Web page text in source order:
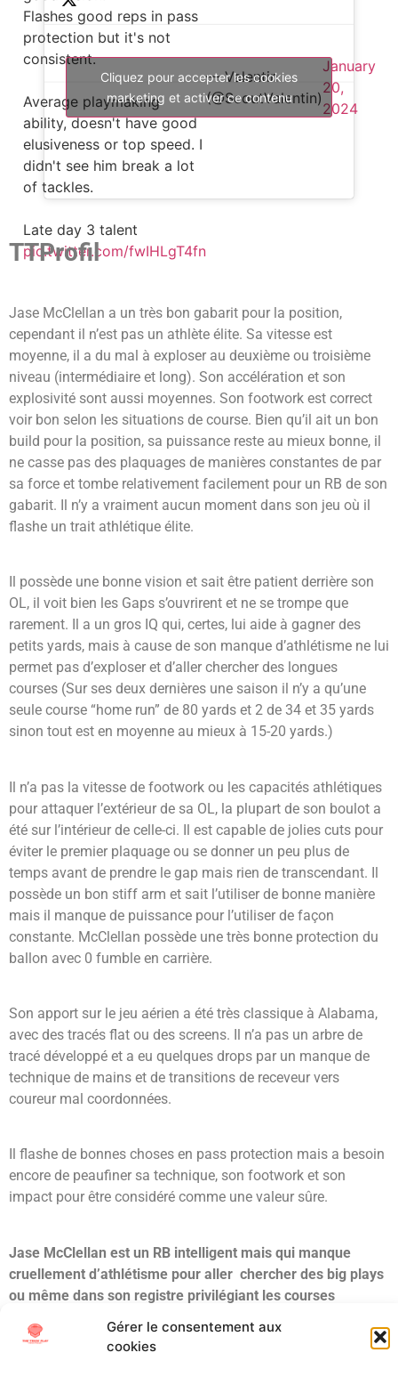
Gérer le consentement aux
cookies
Flashes good reps in pass
protection but it's not
consistent.
Average playmaking
ability, doesn't have good
elusiveness or top speed. I
didn't see him break a lot
of tackles.
Late day 3 talent
pic.twitter.com/fwIHLgT4fn
— Valentin
(@ScoutValentin)
January
20,
2024
Cliquez pour accepter les cookies
marketing et activer ce contenu
TTProfil
Jase McClellan a un très bon gabarit pour la position,
cependant il n’est pas un athlète élite. Sa vitesse est
moyenne, il a du mal à exploser au deuxième ou troisième
niveau (intermédiaire et long). Son accélération et son
explosivité sont aussi moyennes. Son footwork est correct
voir bon selon les situations de course. Bien qu’il ait un bon
build pour la position, sa puissance reste au mieux bonne, il
ne casse pas des plaquages de manières constantes de par
sa force et tombe relativement facilement pour un RB de son
gabarit. Il n’y a vraiment aucun moment dans son jeu où il
flashe un trait athlétique élite.
Il possède une bonne vision et sait être patient derrière son
OL, il voit bien les Gaps s’ouvrirent et ne se trompe que
rarement. Il a un gros IQ qui, certes, lui aide à gagner des
petits yards, mais à cause de son manque d’athlétisme ne lui
permet pas d’exploser et d’aller chercher des longues
courses (Sur ses deux dernières une saison il n’y a qu’une
seule course “home run” de 80 yards et 2 de 34 et 35 yards
sinon tout est en moyenne au mieux à 15-20 yards.)
Il n’a pas la vitesse de footwork ou les capacités athlétiques
pour attaquer l’extérieur de sa OL, la plupart de son boulot a
été sur l’intérieur de celle-ci. Il est capable de jolies cuts pour
éviter le premier plaquage ou se donner un peu plus de
temps avant de prendre le gap mais rien de transcendant. Il
possède un bon stiff arm et sait l’utiliser de bonne manière
mais il manque de puissance pour l’utiliser de façon
constante. McClellan possède une très bonne protection du
ballon avec 0 fumble en carrière.
Son apport sur le jeu aérien a été très classique à Alabama,
avec des tracés flat ou des screens. Il n’a pas un arbre de
tracé développé et a eu quelques drops par un manque de
technique de mains et de transitions de receveur vers
coureur mal coordonnées.
Il flashe de bonnes choses en pass protection mais a besoin
encore de peaufiner sa technique, son footwork et son
impact pour être considéré comme une valeur sûre.
Jase McClellan est un RB intelligent mais qui manque
cruellement d’athlétisme pour aller chercher des big plays
ou même dans son registre privilégiant les courses
RB 3 au mieux, si il arrive à progresser sur sa protection de